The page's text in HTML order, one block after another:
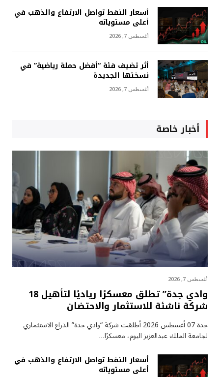
أسعار النفط تواصل الارتفاع والذهب في
أعلى مستوياته
أغسطس 7, 2026
أثر تضيف فئة “أفضل حملة رياضية” في
نسختها الجديدة
أغسطس 7, 2026
أخبار خاصة
أغسطس 7, 2026
وادي جدة” تطلق معسكرًا رياديًا لتأهيل 18
شركة ناشئة للاستثمار والاحتضان
جدة 07 أغسطس 2026 أطلقت شركة “وادي جدة” الذراع الاستثماري
لجامعة الملك عبدالعزيز اليوم، معسكرًا…
أسعار النفط تواصل الارتفاع والذهب في
أعلى مستوياته